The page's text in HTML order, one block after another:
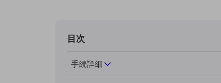
目次
手続詳細